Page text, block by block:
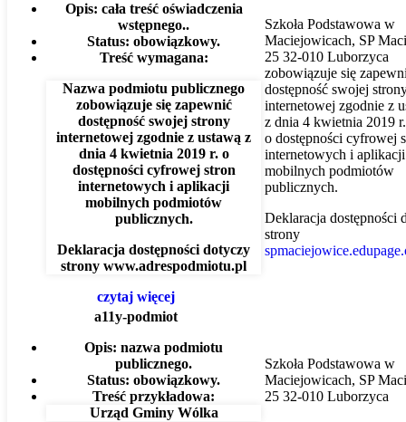
Opis: cała treść oświadczenia
wstępnego..
Status: obowiązkowy.
Treść wymagana:
Nazwa podmiotu publicznego
zobowiązuje się zapewnić
dostępność swojej strony
internetowej zgodnie z ustawą z
dnia 4 kwietnia 2019 r. o
dostępności cyfrowej stron
internetowych i aplikacji
mobilnych podmiotów
publicznych.
Deklaracja dostępności dotyczy
strony www.adrespodmiotu.pl
czytaj więcej
Szkoła Podstawowa w
Maciejowicach, SP
25 32-010 Luborzyca
zobowiązuje się
dostępność swojej
internetowej zgodnie z
z dnia 4 kwietnia 2019 r.
o dostępności cyfrowej
internetowych i aplikacji
mobilnych podmiotów
publicznych.
Deklaracja dostępności
strony
a11y-podmiot
Opis: nazwa podmiotu
publicznego.
Status: obowiązkowy.
Treść przykładowa:
Urząd Gminy Wólka
Szkoła Podstawowa w
Maciejowicach, SP
25 32-010 Luborzyca